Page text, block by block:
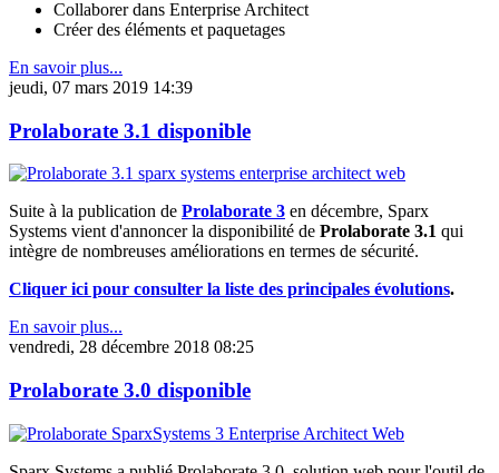
Collaborer dans Enterprise Architect
Créer des éléments et paquetages
En savoir plus...
jeudi, 07 mars 2019 14:39
Prolaborate 3.1 disponible
Suite à la publication de Prolaborate 3 en décembre, Sparx
Systems vient d'annoncer la disponibilité de Prolaborate 3.1 qui
intègre de nombreuses améliorations en termes de sécurité.
Cliquer ici pour consulter la liste des principales évolutions.
En savoir plus...
vendredi, 28 décembre 2018 08:25
Prolaborate 3.0 disponible